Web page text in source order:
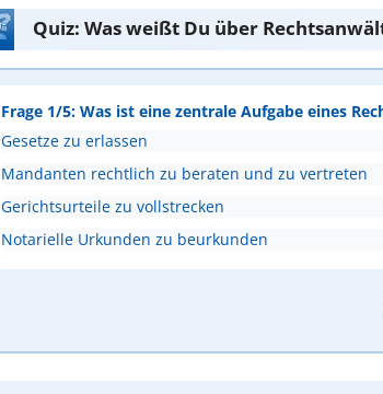
Quiz: Was weißt Du über
Frage 1/5: Was ist eine zentrale Aufgabe eines
Gesetze zu erlassen
Mandanten rechtlich zu beraten und zu vertreten
Gerichtsurteile zu vollstrecken
Notarielle Urkunden zu beurkunden